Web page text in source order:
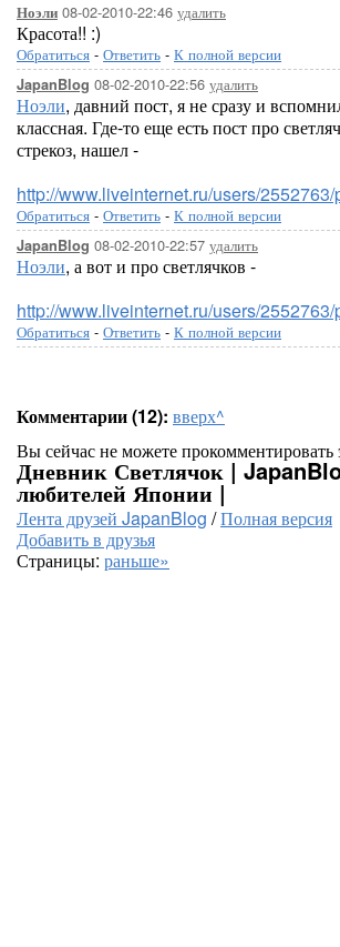
Ноэли 08-02-2010-22:46 удалить
Красота!! :)
Обратиться - Ответить - К полной версии
JapanBlog 08-02-2010-22:56 удалить
Ноэли, давний пост, я не сразу и
классная. Где-то еще есть пост про
стрекоз, нашел -
http://www.liveinternet.ru/users/
Обратиться - Ответить - К полной версии
JapanBlog 08-02-2010-22:57 удалить
Ноэли, а вот и про светлячков -
http://www.liveinternet.ru/users/
Обратиться - Ответить - К полной версии
Комментарии (12): вверх^
Вы сейчас не можете прокомментировать
Дневник Светлячок |
любителей Японии |
Лента друзей JapanBlog /Полная версия
Добавить в друзья
Страницы: раньше»